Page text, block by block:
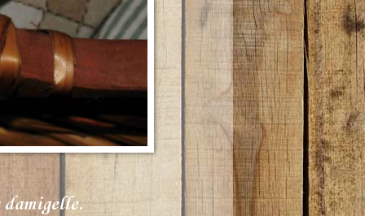
damigelle.